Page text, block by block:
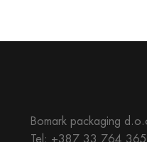
Bomark packaging